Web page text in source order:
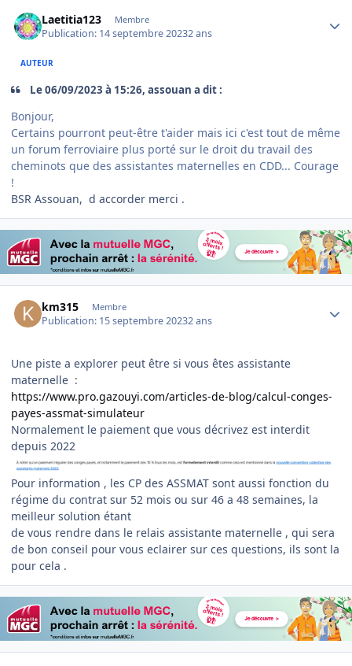
Laetitia123 Membre
Publication: 14 septembre 20232 ans
AUTEUR
Le 06/09/2023 à 15:26, assouan a dit :
Bonjour,
Certains pourront peut-être t'aider mais ici c'est tout de même
un forum ferroviaire plus porté sur le droit du travail des
cheminots que des assistantes maternelles en CDD... Courage
!
BSR Assouan, d accorder merci .
km315 Membre
Publication: 15 septembre 20232 ans
Une piste a explorer peut être si vous êtes assistante
maternelle :
https://www.pro.gazouyi.com/articles-de-blog/calcul-conges-
payes-assmat-simulateur
Normalement le paiement que vous décrivez est interdit
depuis 2022
Pour information , les CP des ASSMAT sont aussi fonction du
régime du contrat sur 52 mois ou sur 46 a 48 semaines, la
meilleur solution étant
de vous rendre dans le relais assistante maternelle , qui sera
de bon conseil pour vous eclairer sur ces questions, ils sont la
pour cela .